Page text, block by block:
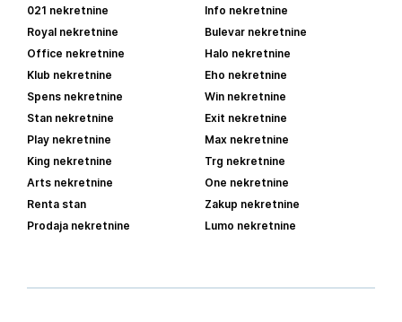
021 nekretnine
Info nekretnine
Royal nekretnine
Bulevar nekretnine
Office nekretnine
Halo nekretnine
Klub nekretnine
Eho nekretnine
Spens nekretnine
Win nekretnine
Stan nekretnine
Exit nekretnine
Play nekretnine
Max nekretnine
King nekretnine
Trg nekretnine
Arts nekretnine
One nekretnine
Renta stan
Zakup nekretnine
Prodaja nekretnine
Lumo nekretnine